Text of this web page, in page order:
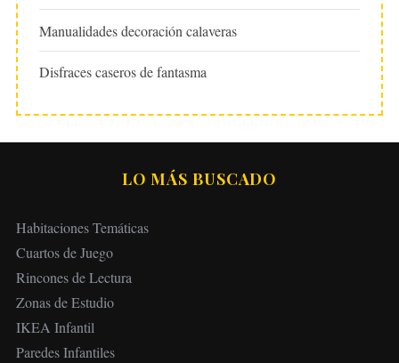
Manualidades decoración calaveras
Disfraces caseros de fantasma
LO MÁS BUSCADO
Habitaciones Temáticas
Cuartos de Juego
Rincones de Lectura
Zonas de Estudio
IKEA Infantil
Paredes Infantiles